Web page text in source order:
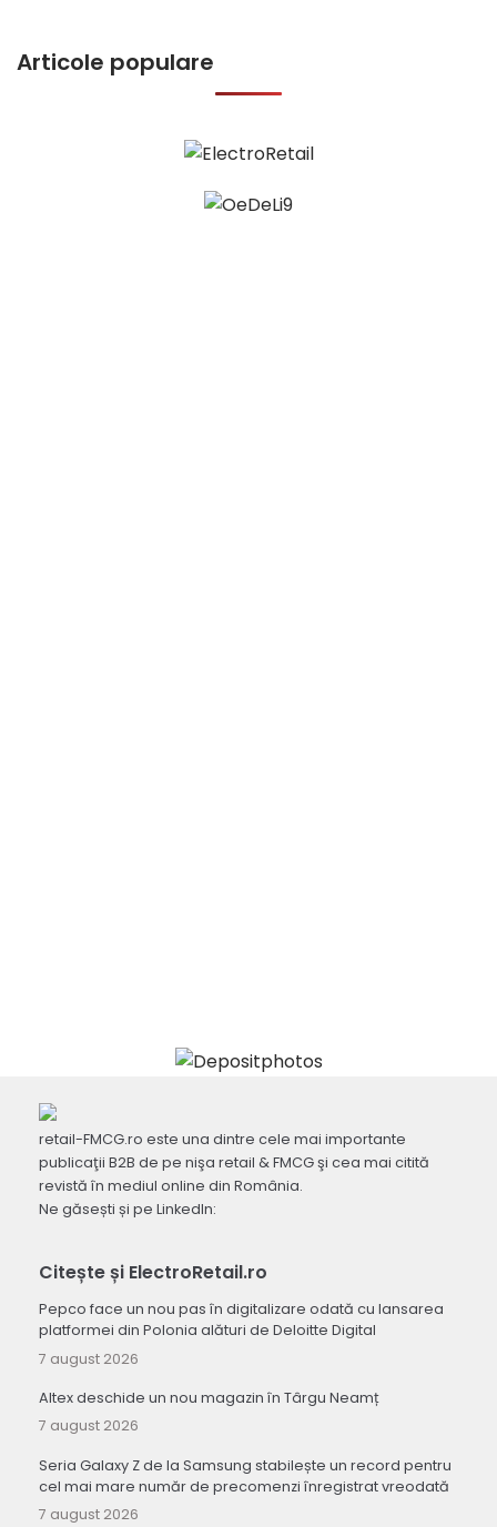
Articole populare
retail-FMCG.ro este una dintre cele mai importante
publicaţii B2B de pe nişa retail & FMCG şi cea mai citită
revistă în mediul online din România.
Ne găsești și pe LinkedIn:
Citește și ElectroRetail.ro
Pepco face un nou pas în digitalizare odată cu lansarea
platformei din Polonia alături de Deloitte Digital
7 august 2026
Altex deschide un nou magazin în Târgu Neamț
7 august 2026
Seria Galaxy Z de la Samsung stabilește un record pentru
cel mai mare număr de precomenzi înregistrat vreodată
7 august 2026